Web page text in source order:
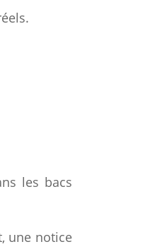
les bacs
une notice